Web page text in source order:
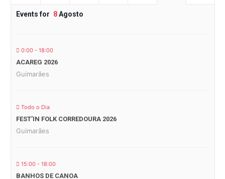
Events for 8Agosto
0:00 - 18:00
ACAREG 2026
Guimarães
Todo o Dia
FEST’IN FOLK CORREDOURA 2026
Guimarães
15:00 - 18:00
BANHOS DE CANOA